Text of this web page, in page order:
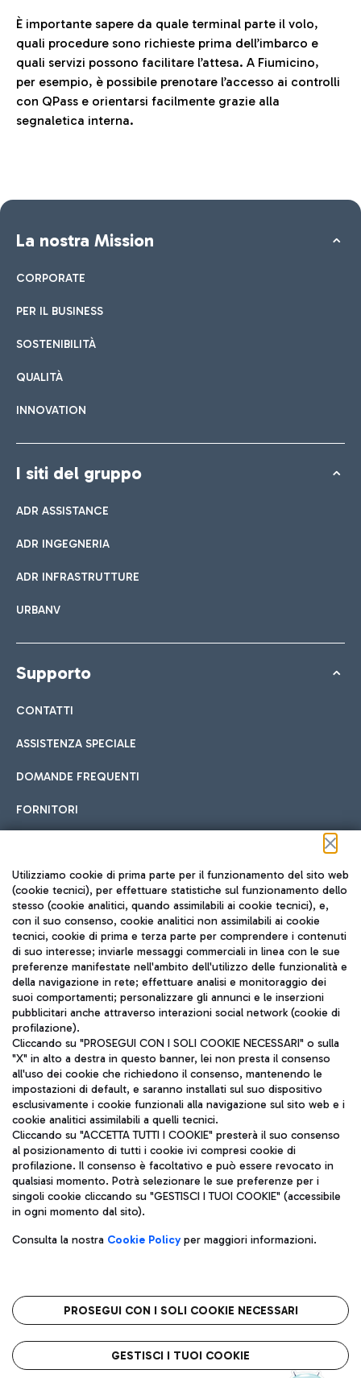
È importante sapere da quale terminal parte il volo,
quali procedure sono richieste prima dell’imbarco e
quali servizi possono facilitare l’attesa. A Fiumicino,
per esempio, è possibile prenotare l’accesso ai controlli
con QPass e orientarsi facilmente grazie alla
segnaletica interna.
La nostra Mission
CORPORATE
PER IL BUSINESS
SOSTENIBILITÀ
QUALITÀ
INNOVATION
I siti del gruppo
ADR ASSISTANCE
ADR INGEGNERIA
ADR INFRASTRUTTURE
URBANV
Supporto
CONTATTI
ASSISTENZA SPECIALE
DOMANDE FREQUENTI
FORNITORI
Seguici sui social
TRAVEL JOURNAL
ITA
Aeroporti di Roma S.p.A. - Società soggetta a direzione e
coordinamento di Mundys S.p.A.
Codice fiscale e Registro delle Imprese di Roma 13032990155 P.
IVA 06572251004
Capitale sociale 62.224.743,00 int. vers.
Sede legale: Via Pier Paolo Racchetti 1 - 00054 Fiumicino (RM)
telefono +39 06 65951
Privacy policy
Note legali
Roma FCO
L'aeroporto stellato
Utilizziamo cookie di prima parte per il funzionamento del sito web
(cookie tecnici), per effettuare statistiche sul funzionamento dello
stesso (cookie analitici, quando assimilabili ai cookie tecnici), e,
con il suo consenso, cookie analitici non assimilabili ai cookie
tecnici, cookie di prima e terza parte per comprendere i contenuti
di suo interesse; inviarle messaggi commerciali in linea con le sue
preferenze manifestate nell'ambito dell'utilizzo delle funzionalità e
della navigazione in rete; effettuare analisi e monitoraggio dei
suoi comportamenti; personalizzare gli annunci e le inserzioni
pubblicitari anche attraverso interazioni social network (cookie di
profilazione).
Cliccando su "PROSEGUI CON I SOLI COOKIE NECESSARI" o sulla
"X" in alto a destra in questo banner, lei non presta il consenso
all'uso dei cookie che richiedono il consenso, mantenendo le
impostazioni di default, e saranno installati sul suo dispositivo
esclusivamente i cookie funzionali alla navigazione sul sito web e i
cookie analitici assimilabili a quelli tecnici.
Cliccando su "ACCETTA TUTTI I COOKIE" presterà il suo consenso
al posizionamento di tutti i cookie ivi compresi cookie di
profilazione. Il consenso è facoltativo e può essere revocato in
qualsiasi momento. Potrà selezionare le sue preferenze per i
singoli cookie cliccando su "GESTISCI I TUOI COOKIE" (accessibile
in ogni momento dal sito).
Consulta la nostra Cookie Policyper maggiori informazioni.
PROSEGUI CON I SOLI COOKIE NECESSARI
GESTISCI I TUOI COOKIE